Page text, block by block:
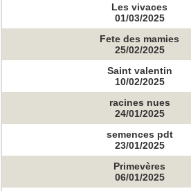
Les vivaces
01/03/2025
Fete des mamies
25/02/2025
Saint valentin
10/02/2025
racines nues
24/01/2025
semences pdt
23/01/2025
Primevères
06/01/2025